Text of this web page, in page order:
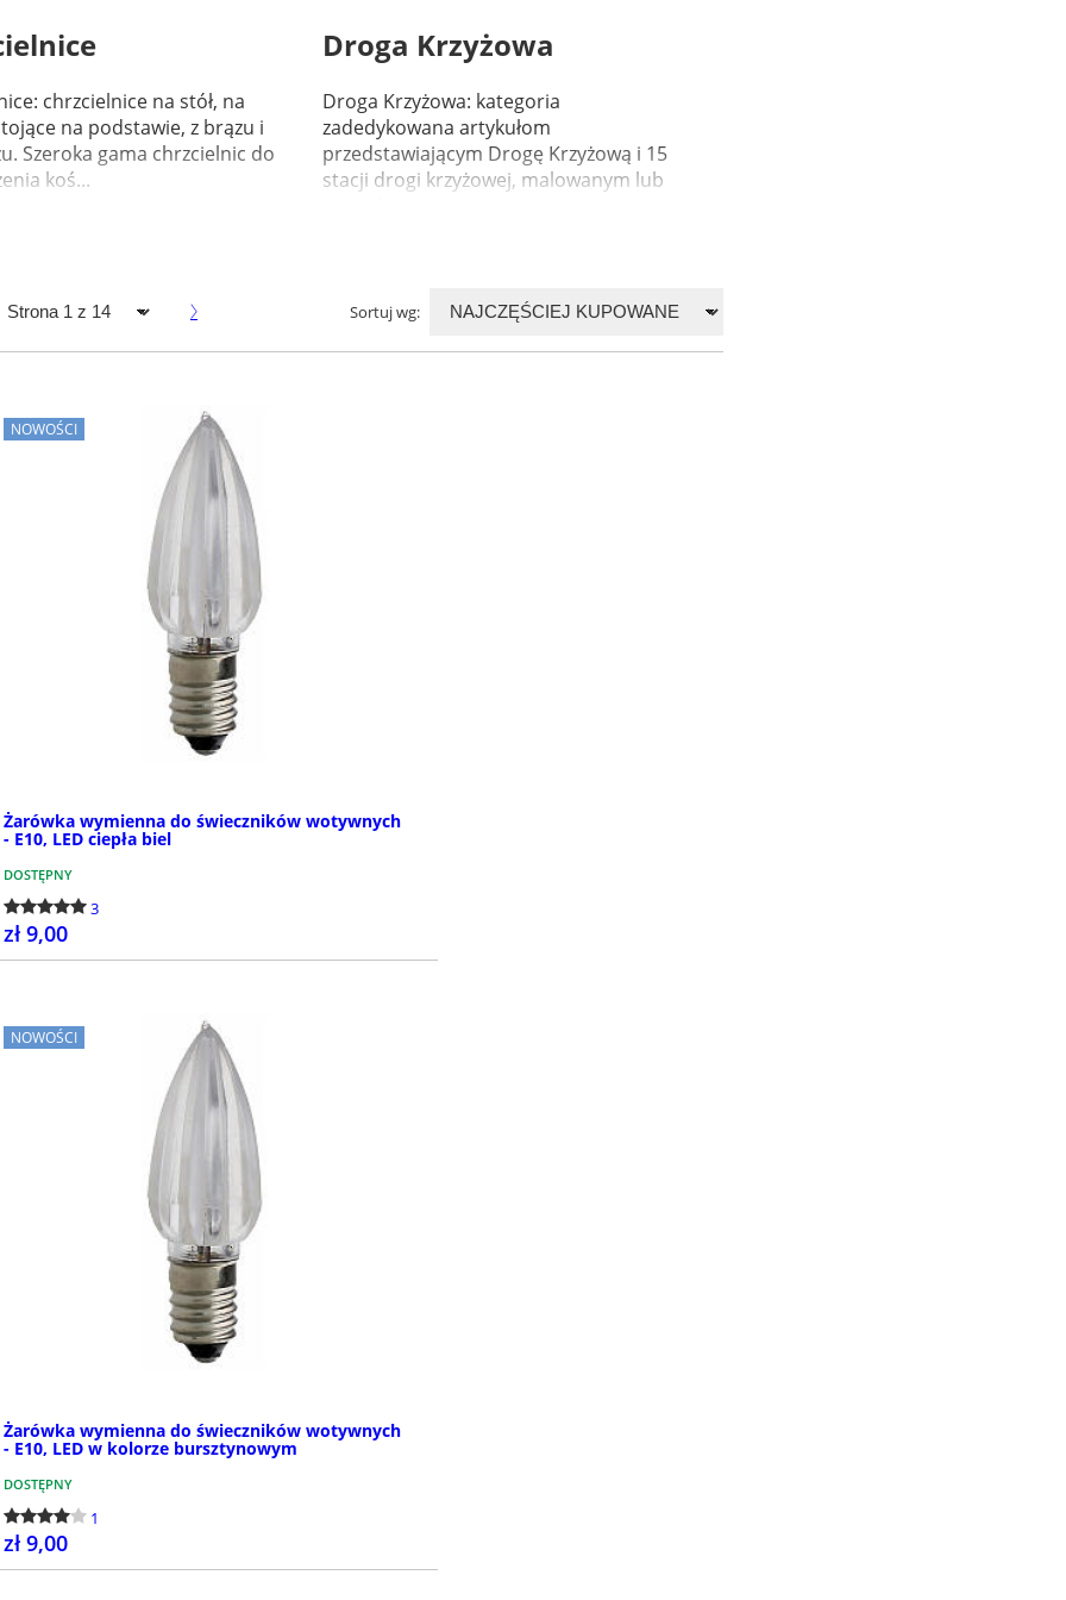
chrzcielnice na stół, na
na podstawie, z brązu i
Szeroka gama chrzcielnic do
koś...
Droga Krzyżowa
Droga Krzyżowa: kategoria
zadedykowana artykułom
przedstawiającym Drogę Krzyżową i 15
stacji drogi krzyżowej, malowanym lub
ołtarzowe ze
ołtarz ze świecznikami do
Krzyże ołtarzowe ze
z mosiądzu, wykonane we
Sortuj wg:
NOWOŚCI
Żarówka wymienna do świeczników wotywnych
- E10, LED ciepła biel
DOSTĘPNY
3
zł 9,00
NOWOŚCI
Żarówka wymienna do świeczników wotywnych
- E10, LED w kolorze bursztynowym
DOSTĘPNY
1
zł 9,00